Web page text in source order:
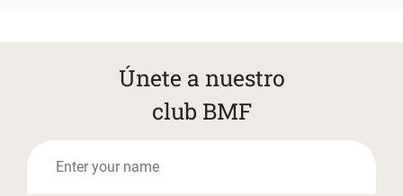
Únete a nuestro
club BMF